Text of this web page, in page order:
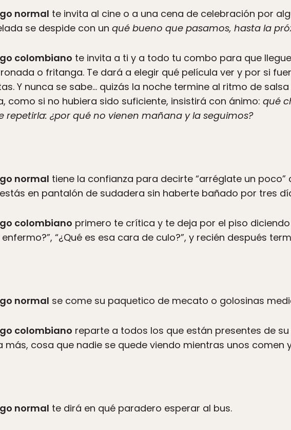
normal te invita al cine o a una cena de celebración por
se despide con un qué bueno que pasamos, hasta la
colombiano te invita a ti y a todo tu combo para que
o fritanga. Te dará a elegir qué película ver y por si
Y nunca se sabe… quizás la noche termine al ritmo de
como si no hubiera sido suficiente, insistirá con ánimo: qué
repetirla: ¿por qué no vienen mañana y la seguimos?
normal tiene la confianza para decirte “arréglate un
en pantalón de sudadera sin haberte bañado por tres
colombiano primero te crítica y te deja por el piso
enfermo?”, “¿Qué es esa cara de culo?”, y recién después
normal se come su paquetico de mecato o golosinas
colombiano reparte a todos los que están presentes de
más, cosa que nadie se quede viendo mientras unos comen
normal te dirá en qué paradero esperar al bus.